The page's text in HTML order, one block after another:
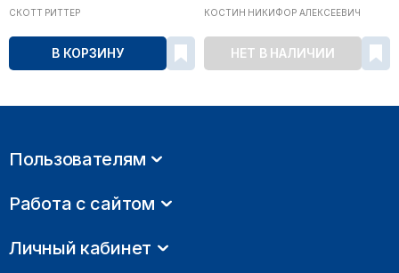
СКОТТ РИТТЕР
В КОРЗИНУ
КОСТИН НИКИФОР АЛЕКСЕЕВИЧ
НЕТ В НАЛИЧИИ
Пользователям
Работа с сайтом
Личный кабинет